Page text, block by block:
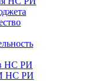
НС РИ
НС РИ